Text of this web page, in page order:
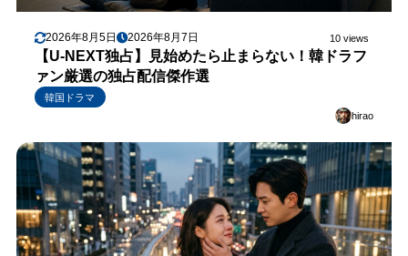
2026年8月5日 2026年8月7日 10 views
【U-NEXT独占】見始めたら止まらない！韓ドラフ
ァン厳選の独占配信傑作選
韓国ドラマ
hirao